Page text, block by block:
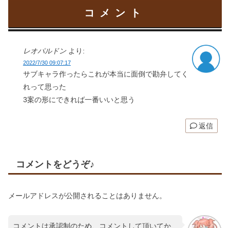
コメント
レオパルドン より:
サブキャラ作ったらこれが本当に面倒で勘弁してく
れって思った
3案の形にできれば一番いいと思う
返信
コメントをどうぞ♪
コメントは承認制のため、コメントして頂いてか